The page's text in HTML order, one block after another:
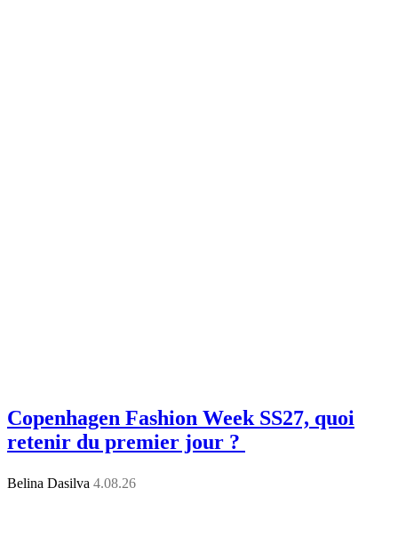
Copenhagen Fashion Week SS27, quoi
retenir du premier jour ?
Belina Dasilva 4.08.26